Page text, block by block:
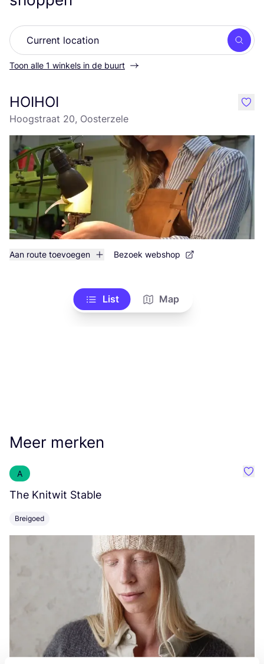
Zoek
Toon alle 1 winkels in de buurt
HOIHOI
Hoogstraat 20, Oosterzele
Aan route toevoegen Bezoek webshop
like
List Map
Meer merken
A
The Knitwit Stable
Breigoed